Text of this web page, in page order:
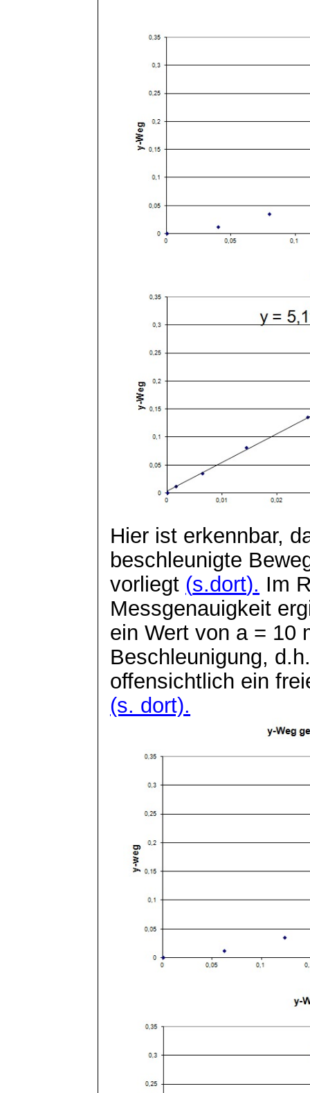
Hier ist erkennbar,
beschleunigte
vorliegt (s.dort). Im
Messgenauigkeit
ein Wert von a = 10
Beschleunigung,
offensichtlich ein
(s. dort).